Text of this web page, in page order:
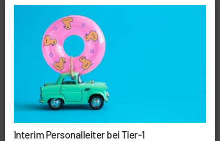
Interim Personalleiter bei Tier-1